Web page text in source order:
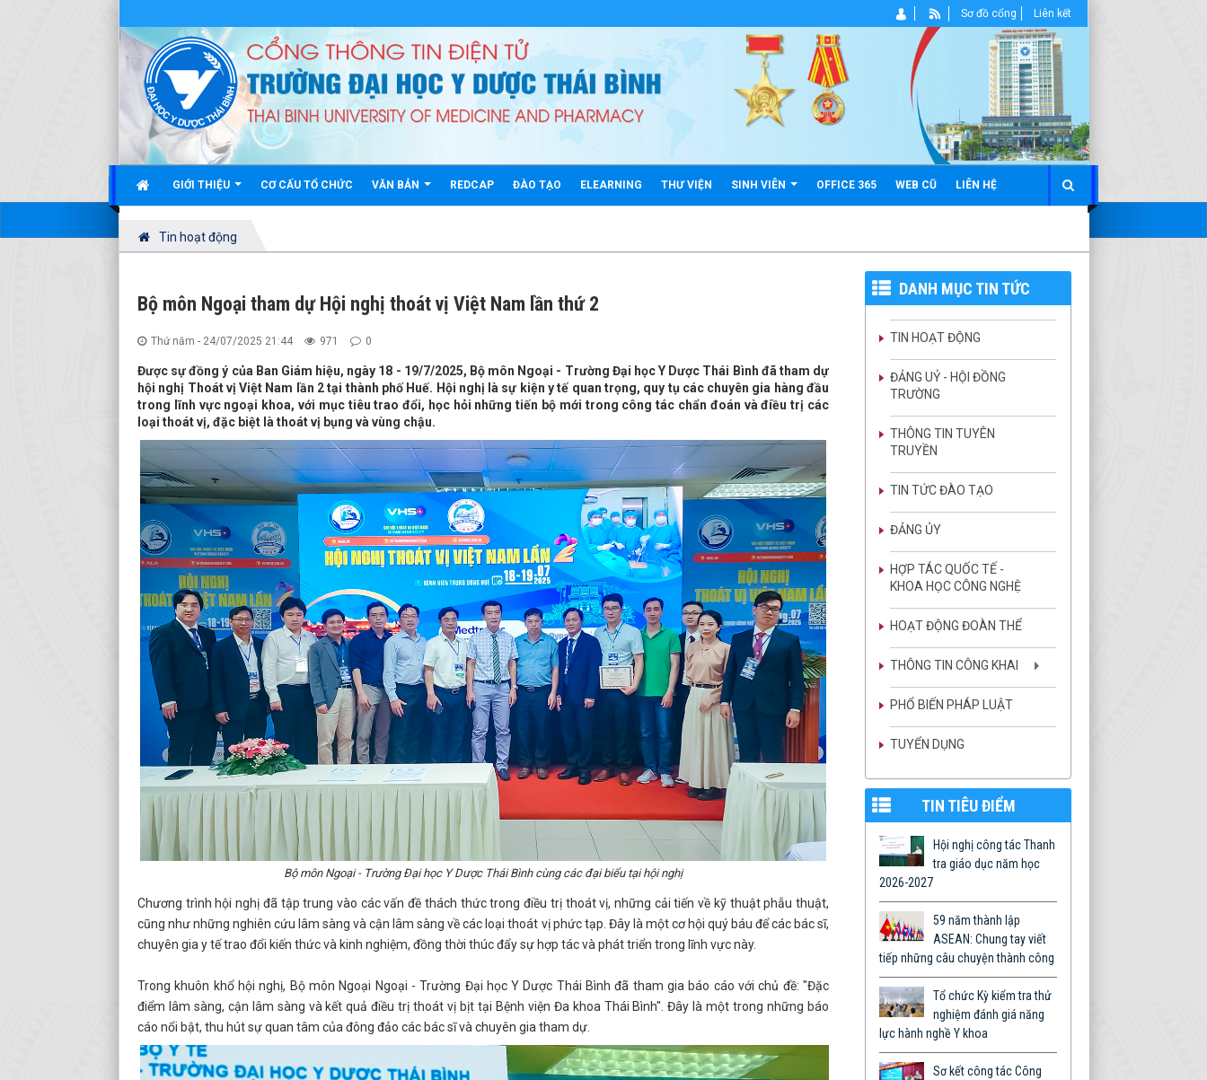
GIỚI THIỆU CƠ CẤU TỔ CHỨC VĂN BẢN REDCAP ĐÀO TẠO ELEARNING THƯ VIỆN SINH VIÊN OFFICE 365 WEB CŨ LIÊN HỆ
Sơ đồ cổng Liên kết
Tin hoạt động
Bộ môn Ngoại tham dự Hội nghị thoát vị Việt Nam lần thứ 2
Thứ năm - 24/07/2025 21:44 971 0
Được sự đồng ý của Ban Giám hiệu, ngày 18 - 19/7/2025, Bộ môn Ngoại - Trường Đại học Y Dược Thái Bình đã tham dự
hội nghị Thoát vị Việt Nam lần 2 tại thành phố Huế. Hội nghị là sự kiện y tế quan trọng, quy tụ các chuyên gia hàng đầu
trong lĩnh vực ngoại khoa, với mục tiêu trao đổi, học hỏi những tiến bộ mới trong công tác chẩn đoán và điều trị các
loại thoát vị, đặc biệt là thoát vị bụng và vùng chậu.
Bộ môn Ngoại - Trường Đại học Y Dược Thái Bình cùng các đại biểu tại hội nghị
Chương trình hội nghị đã tập trung vào các vấn đề thách thức trong điều trị thoát vị, những cải tiến về kỹ thuật phẫu thuật,
cũng như những nghiên cứu lâm sàng và cận lâm sàng về các loại thoát vị phức tạp. Đây là một cơ hội quý báu để các bác sĩ,
chuyên gia y tế trao đổi kiến thức và kinh nghiệm, đồng thời thúc đẩy sự hợp tác và phát triển trong lĩnh vực này.
Trong khuôn khổ hội nghị, Bộ môn Ngoại Ngoại - Trường Đại học Y Dược Thái Bình đã tham gia báo cáo với chủ đề: "Đặc
điểm lâm sàng, cận lâm sàng và kết quả điều trị thoát vị bịt tại Bệnh viện Đa khoa Thái Bình". Đây là một trong những báo
cáo nổi bật, thu hút sự quan tâm của đông đảo các bác sĩ và chuyên gia tham dự.
DANH MỤC TIN TỨC
TIN HOẠT ĐỘNG
ĐẢNG UỶ - HỘI ĐỒNG
TRƯỜNG
THÔNG TIN TUYÊN
TRUYỀN
TIN TỨC ĐÀO TẠO
ĐẢNG ỦY
HỢP TÁC QUỐC TẾ -
KHOA HỌC CÔNG NGHỆ
HOẠT ĐỘNG ĐOÀN THỂ
THÔNG TIN CÔNG KHAI
PHỔ BIẾN PHÁP LUẬT
TUYỂN DỤNG
TIN TIÊU ĐIỂM
Hội nghị công tác Thanh
tra giáo dục năm học
2026-2027
59 năm thành lập
ASEAN: Chung tay viết
tiếp những câu chuyện thành công
Tổ chức Kỳ kiểm tra thử
nghiệm đánh giá năng
lực hành nghề Y khoa
Sơ kết công tác Công